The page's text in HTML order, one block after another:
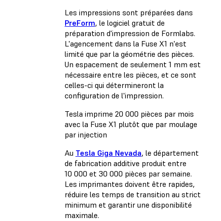
Les impressions sont préparées dans
PreForm, le logiciel gratuit de
préparation d'impression de Formlabs.
L'agencement dans la Fuse X1 n'est
limité que par la géométrie des pièces.
Un espacement de seulement 1 mm est
nécessaire entre les pièces, et ce sont
celles-ci qui détermineront la
configuration de l'impression.
Tesla imprime 20 000 pièces par mois
avec la Fuse X1 plutôt que par moulage
par injection
Au Tesla Giga Nevada, le département
de fabrication additive produit entre
10 000 et 30 000 pièces par semaine.
Les imprimantes doivent être rapides,
réduire les temps de transition au strict
minimum et garantir une disponibilité
maximale.